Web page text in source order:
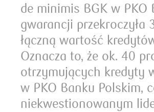
de minimis BGK w
gwarancji przekroczyła
łączną wartość
Oznacza to, że ok. 40
otrzymujących kredyty
w PKO Banku Polskim,
niekwestionowanym